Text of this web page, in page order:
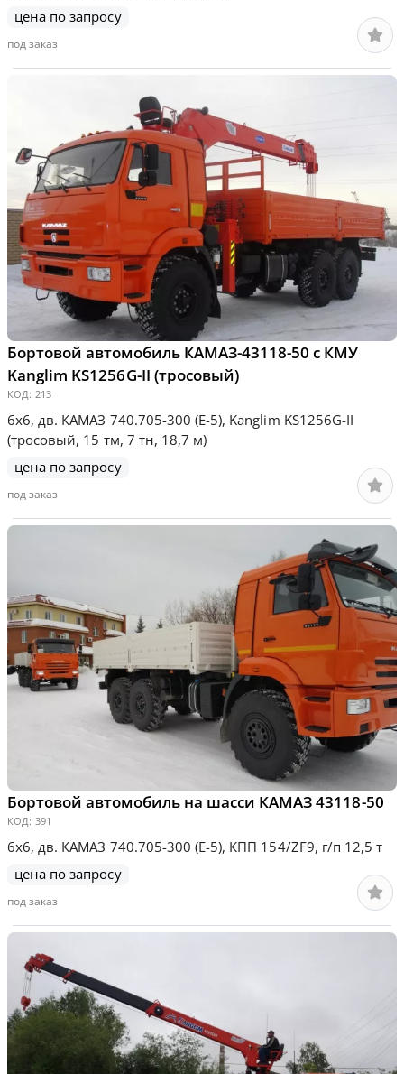
цена по запросу
под заказ
Бортовой автомобиль КАМАЗ-43118-50 с КМУ
Kanglim KS1256G-II (тросовый)
КОД: 213
6х6, дв. КАМАЗ 740.705-300 (Е-5), Kanglim KS1256G-II
(тросовый, 15 тм, 7 тн, 18,7 м)
цена по запросу
под заказ
Бортовой автомобиль на шасси КАМАЗ 43118-50
КОД: 391
6х6, дв. КАМАЗ 740.705-300 (Е-5), КПП 154/ZF9, г/п 12,5 т
цена по запросу
под заказ